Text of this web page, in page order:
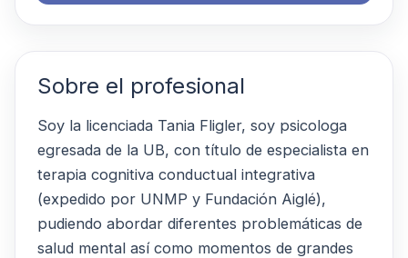
Sobre el profesional
Soy la licenciada Tania Fligler, soy psicologa
egresada de la UB, con título de especialista en
terapia cognitiva conductual integrativa
(expedido por UNMP y Fundación Aiglé),
pudiendo abordar diferentes problemáticas de
salud mental así como momentos de grandes